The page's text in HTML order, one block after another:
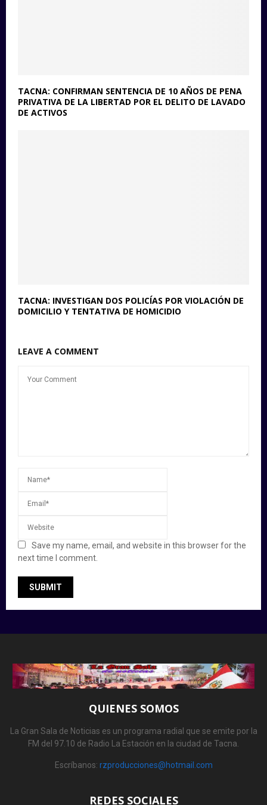
TACNA: CONFIRMAN SENTENCIA DE 10 AÑOS DE PENA
PRIVATIVA DE LA LIBERTAD POR EL DELITO DE LAVADO
DE ACTIVOS
TACNA: INVESTIGAN DOS POLICÍAS POR VIOLACIÓN DE
DOMICILIO Y TENTATIVA DE HOMICIDIO
LEAVE A COMMENT
Save my name, email, and website in this browser for the
next time I comment.
QUIENES SOMOS
La Gran Sala de Noticias es un programa radial que se emite por la
FM del 97.10 de Radio La Estación en la ciudad de Tacna.
Escríbanos: rzproducciones@hotmail.com
REDES SOCIALES